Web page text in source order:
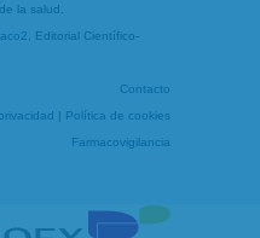
la salud.
, Editorial Científico-
Contacto
| Política de cookies
Farmacovigilancia